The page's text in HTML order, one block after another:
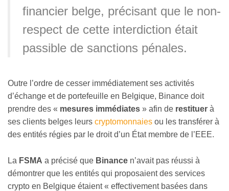
financier belge, précisant que le non-
respect de cette interdiction était
passible de sanctions pénales.
Outre l’ordre de cesser immédiatement ses activités
d’échange et de portefeuille en Belgique, Binance doit
prendre des « mesures immédiates » afin de restituer à
ses clients belges leurs cryptomonnaies ou les transférer à
des entités régies par le droit d’un État membre de l’EEE.
La FSMA a précisé que Binance n’avait pas réussi à
démontrer que les entités qui proposaient des services
crypto en Belgique étaient « effectivement basées dans